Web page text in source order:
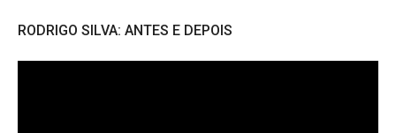
RODRIGO SILVA: ANTES E DEPOIS